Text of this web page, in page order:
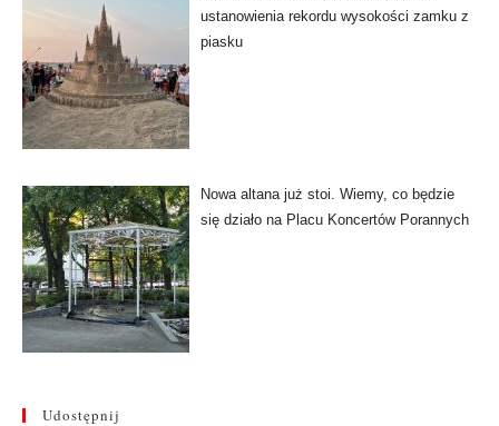
ustanowienia rekordu wysokości zamku z
piasku
Nowa altana już stoi. Wiemy, co będzie
się działo na Placu Koncertów Porannych
Udostępnij